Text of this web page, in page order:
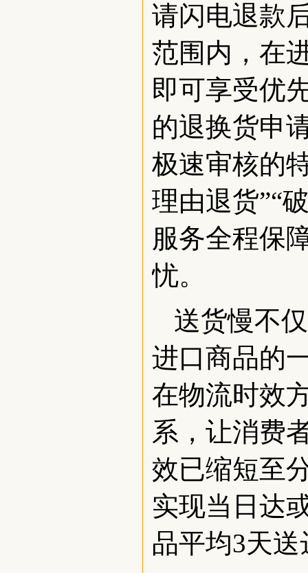
请闪电退款
范围内，在
即可享受优
的退换货申
极速审核的
理由退货”“
服务全程保
忧。
送货慢不
进口商品的
在物流时效
系，让消费
效已缩短至
实现当日达
品平均3天送